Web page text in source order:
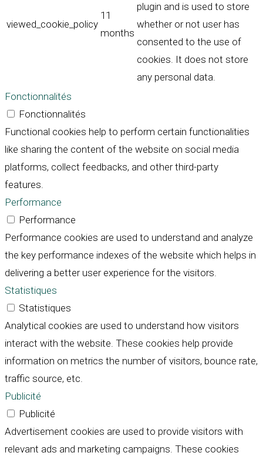
viewed_cookie_policy
11
months
plugin and is used to store
whether or not user has
consented to the use of
cookies. It does not store
any personal data.
Fonctionnalités
Fonctionnalités
Functional cookies help to perform certain functionalities
like sharing the content of the website on social media
platforms, collect feedbacks, and other third-party
features.
Performance
Performance
Performance cookies are used to understand and analyze
the key performance indexes of the website which helps in
delivering a better user experience for the visitors.
Statistiques
Statistiques
Analytical cookies are used to understand how visitors
interact with the website. These cookies help provide
information on metrics the number of visitors, bounce rate,
traffic source, etc.
Publicité
Publicité
Advertisement cookies are used to provide visitors with
relevant ads and marketing campaigns. These cookies